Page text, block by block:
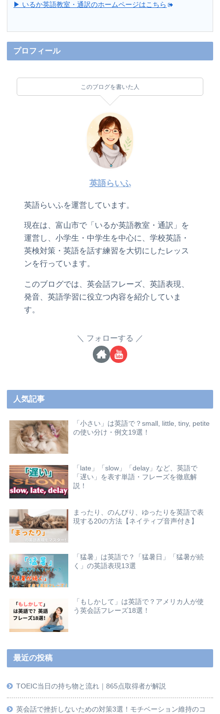
▶ いるか英語教室・通訳のホームページはこちら
プロフィール
このブログを書いた人
英語らいふ
英語らいふを運営しています。
現在は、富山市で「いるか英語教室・通訳」を
運営し、小学生・中学生を中心に、学校英語・
英検対策・英語を話す練習を大切にしたレッス
ンを行っています。
このブログでは、英会話フレーズ、英語表現、
発音、英語学習に役立つ内容を紹介していま
す。
フォローする
人気記事
「小さい」は英語で？small, little, tiny, petite
の使い分け・例文19選！
「late」「slow」「delay」など、英語で
「遅い」を表す単語・フレーズを徹底解
説！
まったり、のんびり、ゆったりを英語で表
現する20の方法【ネイティブ音声付き】
「猛暑」は英語で？「猛暑日」「猛暑が続
く」の英語表現13選
「もしかして」は英語で？アメリカ人が使
う英会話フレーズ18選！
最近の投稿
TOEIC当日の持ち物と流れ｜865点取得者が解説
英会話で挫折しないための対策3選！モチベーション維持のコ